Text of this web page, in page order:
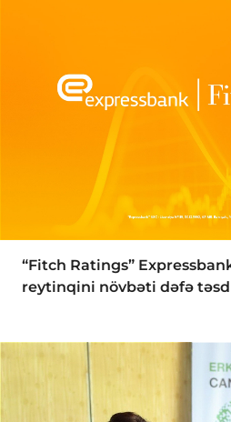
“Fitch Ratings”
reytinqini növbəti dəfə